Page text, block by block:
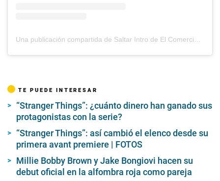
TE PUEDE INTERESAR
“Stranger Things”: ¿cuánto dinero han ganado sus
protagonistas con la serie?
“Stranger Things”: así cambió el elenco desde su
primera avant premiere | FOTOS
Millie Bobby Brown y Jake Bongiovi hacen su
debut oficial en la alfombra roja como pareja